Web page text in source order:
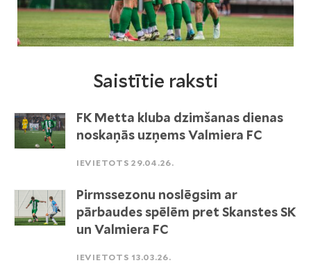
Saistītie raksti
FK Metta kluba dzimšanas dienas
noskaņās uzņems Valmiera FC
IEVIETOTS 29.04.26.
Pirmssezonu noslēgsim ar
pārbaudes spēlēm pret Skanstes SK
un Valmiera FC
IEVIETOTS 13.03.26.